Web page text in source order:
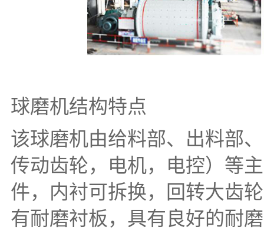
球磨机结构特点
该球磨机由给料部、出料部
传动齿轮，电机，电控）等
件，内衬可拆换，回转大齿
有耐磨衬板，具有良好的耐